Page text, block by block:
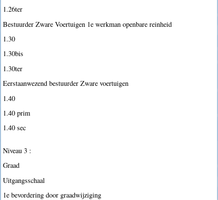
1.26ter
Bestuurder Zware Voertuigen 1e werkman openbare reinheid
1.30
1.30bis
1.30ter
Eerstaanwezend bestuurder Zware voertuigen
1.40
1.40 prim
1.40 sec
Niveau 3 :
Graad
Uitgangsschaal
1e bevordering door graadwijziging